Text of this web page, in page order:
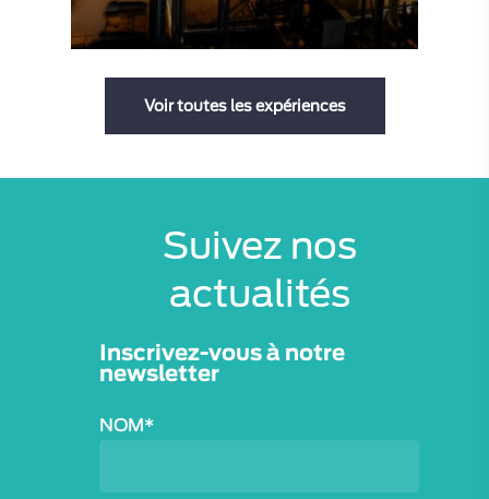
moment
Aucune
Voir toutes les expériences
Suivez nos
actualités
Inscrivez-vous à notre
newsletter
NOM*